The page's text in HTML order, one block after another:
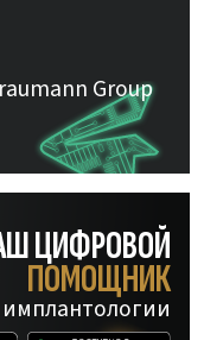
Group
ЦИФРОВОЙ
ПОМОЩНИК
имплантологии